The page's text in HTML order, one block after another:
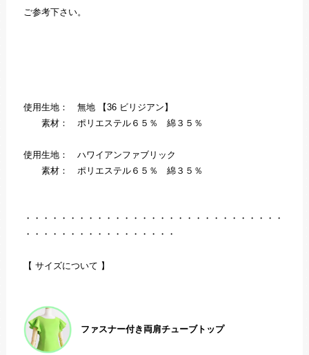
ご参考下さい。
使用生地： 無地 【36 ビリジアン】
素材： ポリエステル６５％ 綿３５％
使用生地： ハワイアンファブリック
素材： ポリエステル６５％ 綿３５％
・・・・・・・・・・・・・・・・・・・・・・・・・・・・・
・・・・・・・・・・・・・・・・・
【 サイズについて 】
ファスナー付き両肩チューブトップ